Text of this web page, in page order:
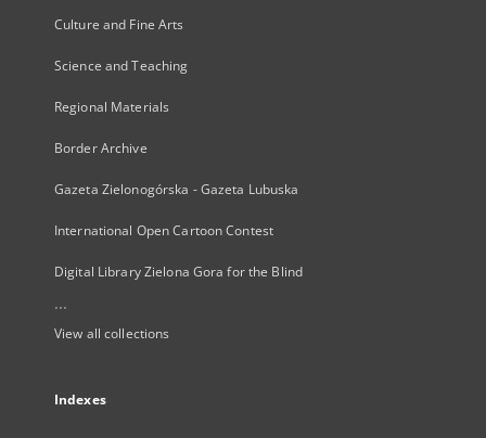
Culture and Fine Arts
Science and Teaching
Regional Materials
Border Archive
Gazeta Zielonogórska - Gazeta Lubuska
International Open Cartoon Contest
Digital Library Zielona Gora for the Blind
...
View all collections
Indexes